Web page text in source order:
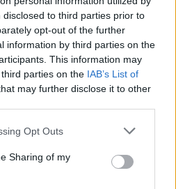
to third parties prior to
opt-out of the further
information by third parties on the
This information may
parties on the IAB’s List of
may further disclose it to other
Opt Outs
Sharing of my
la primera victòria a
2021